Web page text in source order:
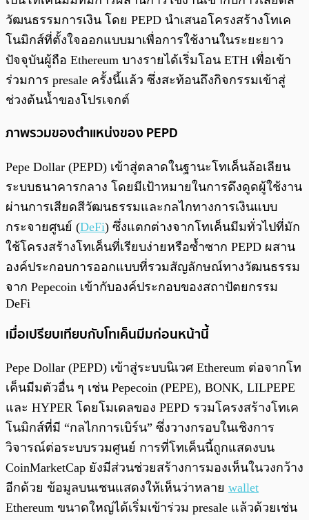
วัฒนธรรมการเงิน โดย PEPD นำเสนอโครงสร้างโทเค
โนมิกส์ที่ตั้งใจออกแบบมาเพื่อการใช้งานในระยะยาว
ปัจจุบันผู้ถือ Ethereum บางรายได้เริ่มโอน ETH เพื่อเข้า
ร่วมการ presale ครั้งนี้แล้ว ซึ่งสะท้อนถึงกิจกรรมเข้าสู่
ช่วงต้นน้ำของโปรเจกต์
ภาพรวมของตำแหน่งของ PEPD
Pepe Dollar (PEPD) เข้าสู่ตลาดในฐานะโทเค็นล้อเลียน
ระบบธนาคารกลาง โดยมีเป้าหมายในการดึงดูดผู้ใช้งาน
ผ่านการเสียดสีวัฒนธรรมและกลไกทางการเงินแบบ
กระจายศูนย์ (DeFi) ซึ่งแตกต่างจากโทเค็นมีมทั่วไปที่มัก
ใช้โครงสร้างโทเค็นที่เรียบง่ายหรือซ้ำซาก PEPD ผสาน
องค์ประกอบการออกแบบที่รวมสัญลักษณ์ทางวัฒนธรรม
จาก Pepecoin เข้ากับองค์ประกอบของสถาปัตยกรรม
DeFi
เมื่อเปรียบเทียบกับโทเค็นมีมก่อนหน้านี้
Pepe Dollar (PEPD) เข้าสู่ระบบนิเวศ Ethereum ต่อจากโท
เค็นมีมตัวอื่น ๆ เช่น Pepecoin (PEPE), BONK, LILPEPE
และ HYPER โดยโมเดลของ PEPD รวมโครงสร้างโทเค
โนมิกส์ที่มี “กลไกการเบิร์น” ซึ่งวางกรอบในเชิงการ
วิจารณ์ต่อระบบรวมศูนย์ การที่โทเค็นนี้ถูกแสดงบน
CoinMarketCap ยังมีส่วนช่วยสร้างการมองเห็นในวงกว้าง
อีกด้วย ข้อมูลบนเชนแสดงให้เห็นว่าหลาย wallet
Ethereum ขนาดใหญ่ได้เริ่มเข้าร่วม presale แล้วด้วยเช่น